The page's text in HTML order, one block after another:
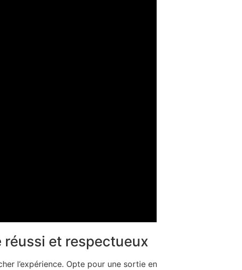
réussi et respectueux
l’expérience. Opte pour une sortie en